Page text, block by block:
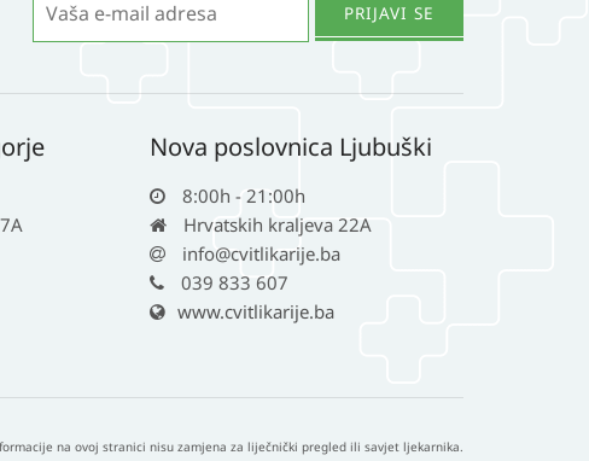
Nova poslovnica Ljubuški
8:00h - 21:00h
Hrvatskih kraljeva 22A
info@cvitlikarije.ba
039 833 607
www.cvitlikarije.ba
na ovoj stranici nisu zamjena za liječnički pregled ili savjet ljekarnika.